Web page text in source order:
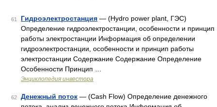
61 Гидроэлектростанция — (Hydro power plant, ГЭС)
Определение гидроэлектростанции, особенности и принцип
работы электростанции Информация об определении
гидроэлектростанции, особенности и принцип работы
электростанции Содержание Содержание Определение
Особенности Принцип …
Энциклопедия инвестора
62 Денежный поток — (Cash Flow) Определение денежного